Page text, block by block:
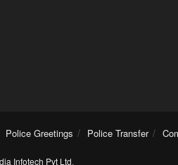
Police Greetings Police Transfer
Infotech Pvt Ltd.